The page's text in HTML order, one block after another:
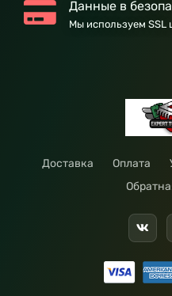
Данные в
Мы используем SSL
Доставка Оплата